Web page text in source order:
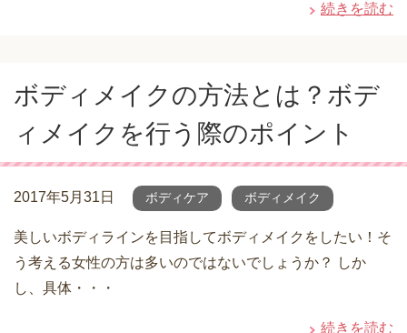
続きを読む
ボディメイクの方法とは？ボデ
ィメイクを行う際のポイント
2017年5月31日 ボディケア ボディメイク
美しいボディラインを目指してボディメイクをしたい！そ
う考える女性の方は多いのではないでしょうか？ しか
し、具体・・・
続きを読む